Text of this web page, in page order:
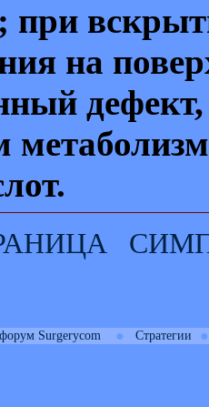
при
на
форум Surgerycom ● Стратегии ●